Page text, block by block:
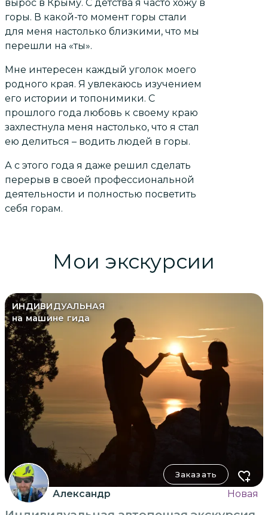
вырос в Крыму. С детства я часто хожу в
горы. В какой-то момент горы стали
для меня настолько близкими, что мы
перешли на «ты».
Мне интересен каждый уголок моего
родного края. Я увлекаюсь изучением
его истории и топонимики. С
прошлого года любовь к своему краю
захлестнула меня настолько, что я стал
ею делиться – водить людей в горы.
А с этого года я даже решил сделать
перерыв в своей профессиональной
деятельности и полностью посветить
себя горам.
Мои экскурсии
ИНДИВИДУАЛЬНАЯ
на машине гида
Заказать
Александр Новая